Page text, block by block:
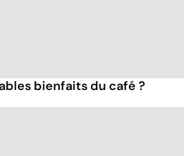
bienfaits du café ?